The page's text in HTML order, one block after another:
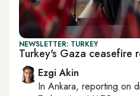
NEWSLETTER: TURKEY
Turkey's Gaza ceasefire
Ezgi Akin
In Ankara, reporting on